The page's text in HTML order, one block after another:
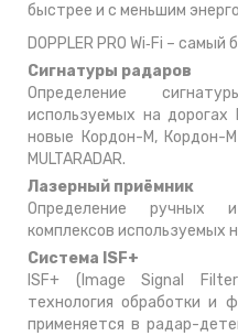
быстрее и с меньшим
DOPPLER PRO Wi‑Fi –
Сигнатуры радаров
Определение
используемых на
новые Кордон-М, Кордон-М
MULTARADAR.
Лазерный приёмник
Определение ручных
комплексов используемых
Система ISF+
ISF+ (Image Signal
технология обработки и
применяется в радар-